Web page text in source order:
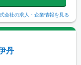
会社の求人・企業情報を見る
丹